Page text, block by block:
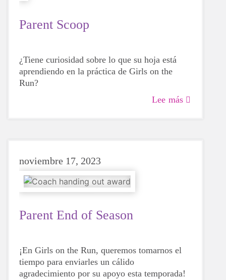
Parent Scoop
¿Tiene curiosidad sobre lo que su hoja está
aprendiendo en la práctica de Girls on the
Run?
Lee más
noviembre 17, 2023
Parent End of Season
¡En Girls on the Run, queremos tomarnos el
tiempo para enviarles un cálido
agradecimiento por su apoyo esta temporada!